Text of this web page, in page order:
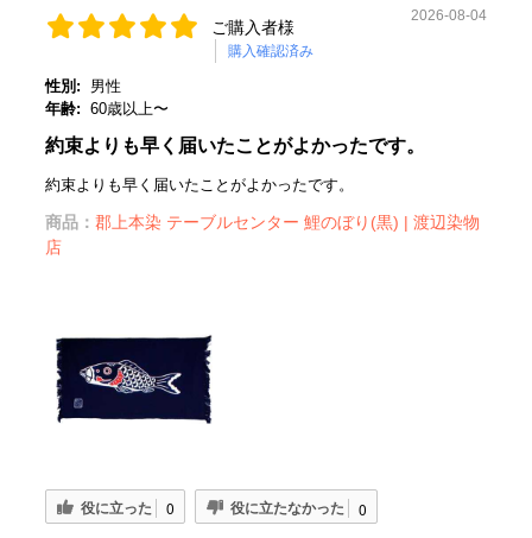
ご購入者様
購入確認済み
2026-08-04
性別:
男性
年齢: 60歳以上〜
約束よりも早く届いたことがよかったです。
約束よりも早く届いたことがよかったです。
商品： 郡上本染 テーブルセンター 鯉のぼり(黒) | 渡辺染物
店
役に立った 0 役に立たなかった 0